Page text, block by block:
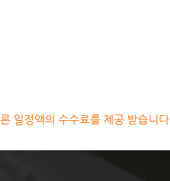
일정액의 수수료를 제공 받습니다.